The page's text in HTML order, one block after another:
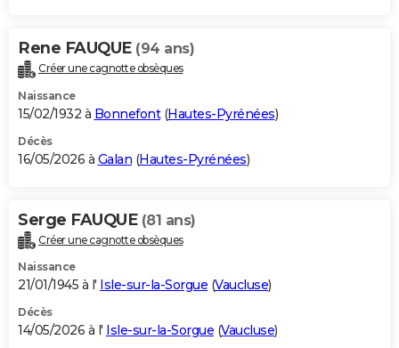
Rene FAUQUE (94 ans)
Créer une cagnotte obsèques
Naissance
15/02/1932 à Bonnefont(Hautes-Pyrénées)
Décès
16/05/2026 à Galan (Hautes-Pyrénées)
Serge FAUQUE (81 ans)
Créer une cagnotte obsèques
Naissance
21/01/1945 à l' Isle-sur-la-Sorgue (Vaucluse)
Décès
14/05/2026 à l' Isle-sur-la-Sorgue (Vaucluse)